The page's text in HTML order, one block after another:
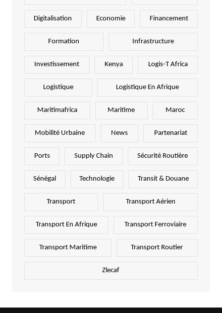
Digitalisation Economie Financement
Formation Infrastructure
Investissement Kenya Logis-T Africa
Logistique Logistique En Afrique
Maritimafrica Maritime Maroc
Mobilité Urbaine News Partenariat
Ports Supply Chain Sécurité Routière
Sénégal Technologie Transit & Douane
Transport Transport Aérien
Transport En Afrique Transport Ferroviaire
Transport Maritime Transport Routier
Zlecaf